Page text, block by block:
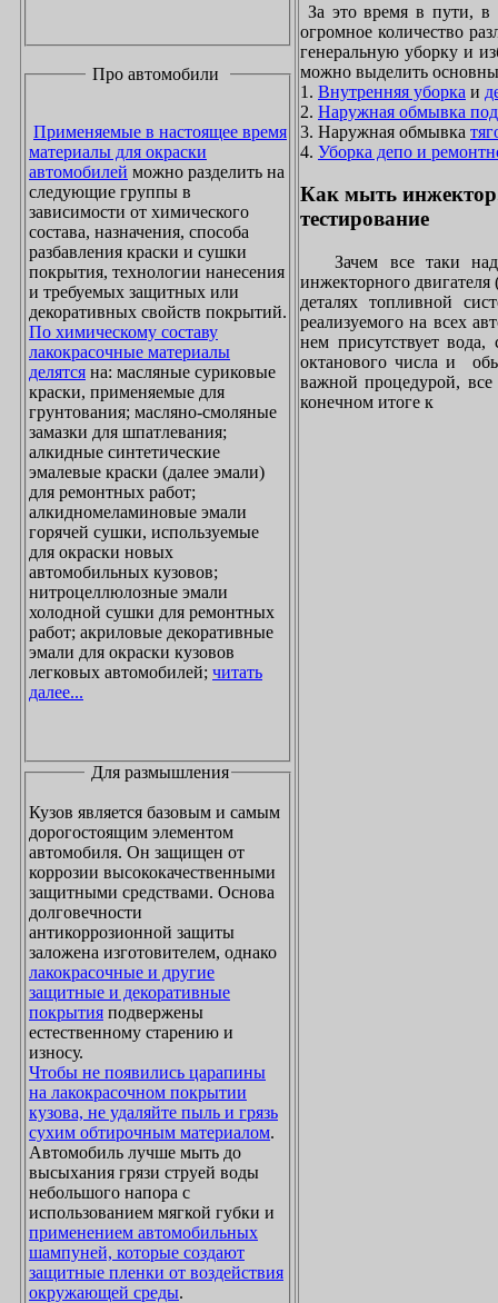
Про автомобили
Применяемые в настоящее время
материалы для окраски
автомобилей можно разделить на
следующие группы в
зависимости от химического
состава, назначения, способа
разбавления краски и сушки
покрытия, технологии нанесения
и требуемых защитных или
декоративных свойств покрытий.
По химическому составу
лакокрасочные материалы
делятся на: масляные суриковые
краски, применяемые для
грунтования; масляно-смоляные
замазки для шпатлевания;
алкидные синтетические
эмалевые краски (далее эмали)
для ремонтных работ;
алкидномеламиновые эмали
горячей сушки, используемые
для окраски новых
автомобильных кузовов;
нитроцеллюлозные эмали
холодной сушки для ремонтных
работ; акриловые декоративные
эмали для окраски кузовов
легковых автомобилей; читать
далее...
Для размышления
Кузов является базовым и самым
дорогостоящим элементом
автомобиля. Он защищен от
коррозии высококачественными
защитными средствами. Основа
долговечности
антикоррозионной защиты
заложена изготовителем, однако
лакокрасочные и другие
защитные и декоративные
покрытия подвержены
естественному старению и
износу.
Чтобы не появились царапины
на лакокрасочном покрытии
кузова, не удаляйте пыль и грязь
сухим обтирочным материалом.
Автомобиль лучше мыть до
высыхания грязи струей воды
небольшого напора с
использованием мягкой губки и
применением автомобильных
шампуней, которые создают
защитные пленки от воздействия
окружающей среды.
За это время в пути,
огромное количество
генеральную уборку и
можно выделить
1. Внутренняя уборка и
2. Наружная обмывка
3. Наружная обмывка
4. Уборка депо и
Как мыть
тестирование
Зачем все таки
инжекторного
деталях топливной
реализуемого на всех
нем присутствует
октанового числа и
важной процедурой, все
конечном итоге к